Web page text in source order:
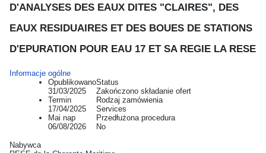
D'ANALYSES DES EAUX DITES "CLAIRES", DES
EAUX RESIDUAIRES ET DES BOUES DE STATIONS
D'EPURATION POUR EAU 17 ET SA REGIE LA RESE
Informacje ogólne
Opublikowano
31/03/2025
Termin
17/04/2025
Mai nap
06/08/2026
Status
Zakończono składanie ofert
Rodzaj zamówienia
Services
Przedłużona procedura
No
Nabywca